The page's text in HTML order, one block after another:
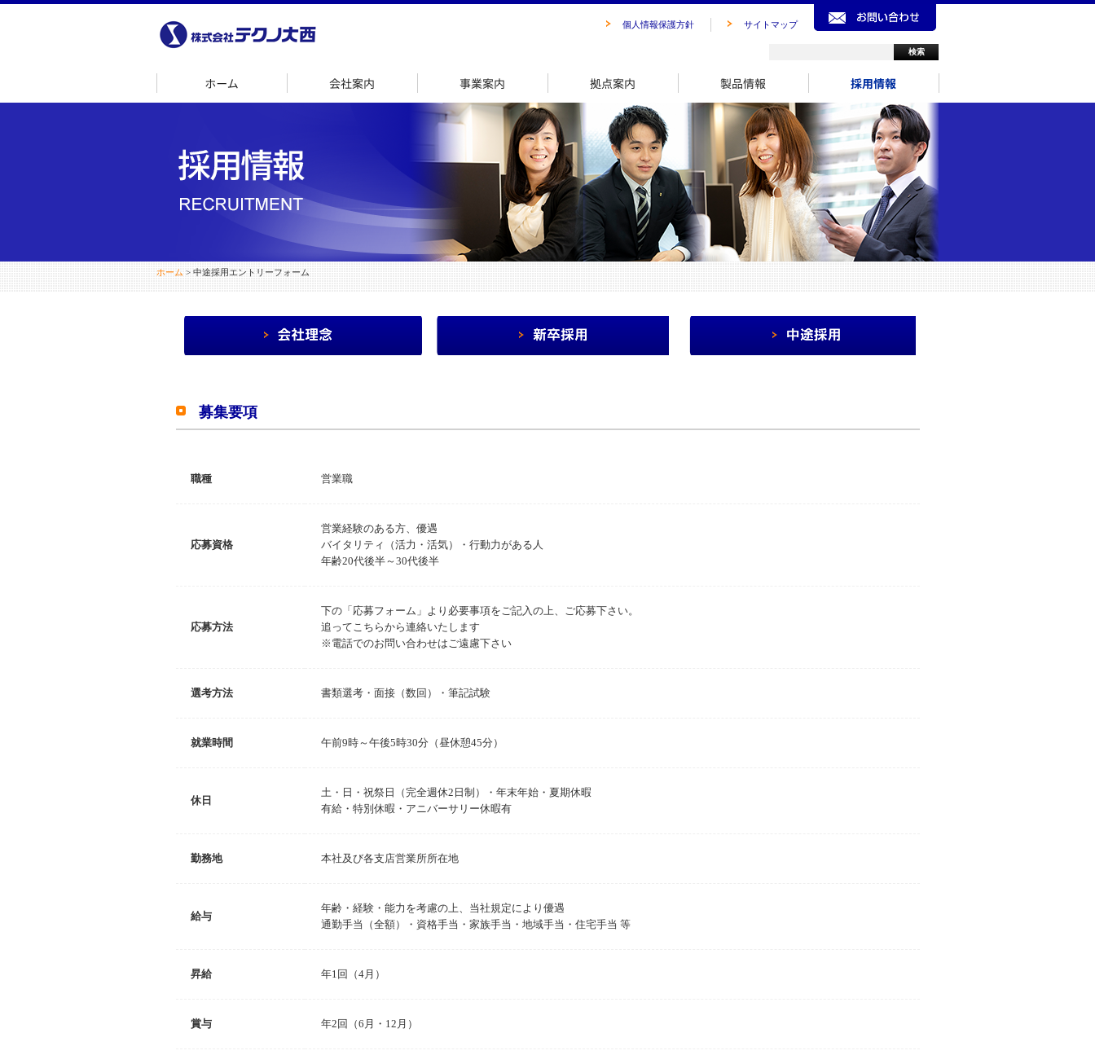
個人情報保護方針 サイトマップ
ホーム 会社案内 事業案内 拠点案内 製品情報 採用情報
ホーム > 中途採用エントリーフォーム
募集要項
職種 営業職
応募資格
営業経験のある方、優遇
バイタリティ（活力・活気）・行動力がある人
年齢20代後半～30代後半
応募方法
下の「応募フォーム」より必要事項をご記入の上、ご応募下さい。
追ってこちらから連絡いたします
※電話でのお問い合わせはご遠慮下さい
選考方法 書類選考・面接（数回）・筆記試験
就業時間 午前9時～午後5時30分（昼休憩45分）
休日
土・日・祝祭日（完全週休2日制）・年末年始・夏期休暇
有給・特別休暇・アニバーサリー休暇有
勤務地 本社及び各支店営業所所在地
給与
年齢・経験・能力を考慮の上、当社規定により優遇
通勤手当（全額）・資格手当・家族手当・地域手当・住宅手当 等
昇給 年1回（4月）
賞与 年2回（6月・12月）